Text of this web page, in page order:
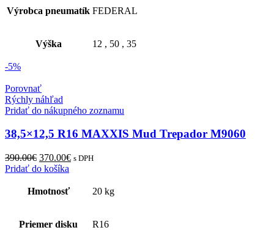
Výrobca pneumatík FEDERAL
Výška 12 , 50 , 35
-5%
Porovnať
Rýchly náhľad
Pridať do nákupného zoznamu
38,5×12,5 R16 MAXXIS Mud Trepador M9060
390.00€ Original
price
390.00€.
370.00€Current
370.00€.
s DPH
Pridať do košíka
Hmotnosť 20 kg
Priemer disku R16